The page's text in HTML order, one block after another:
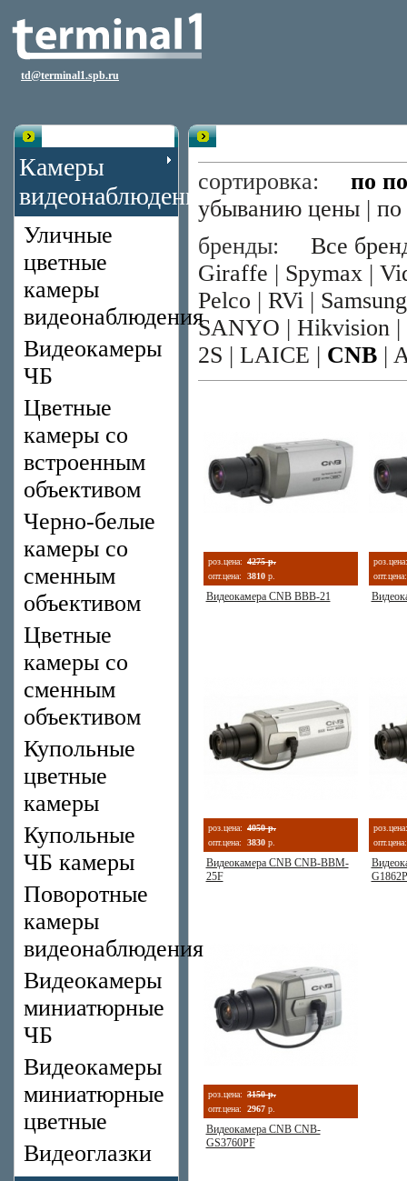
td@terminal1.spb.ru
Камеры
видеонаблюдения
Уличные
цветные
камеры
видеонаблюдения
Видеокамеры
ЧБ
Цветные
камеры со
встроенным
объективом
Черно-белые
камеры со
сменным
объективом
Цветные
камеры со
сменным
объективом
Купольные
цветные
камеры
Купольные
ЧБ камеры
Поворотные
камеры
видеонаблюдения
Видеокамеры
миниатюрные
ЧБ
Видеокамеры
миниатюрные
цветные
Видеоглазки
сортировка: по
убыванию цены |
бренды: Все
Giraffe | Spymax |
Pelco | RVi |
SANYO | Hikvision |
2S | LAICE | CNB |
роз.цена: 4275 р.
опт.цена:
3810 р.
Видеокамера CNB BBB-21
роз.цена:
опт.цена:
роз.цена: 4050 р.
опт.цена:
3830 р.
Видеокамера CNB CNB-BBM-
25F
роз.цена:
опт.цена:
G1862P
роз.цена: 3150 р.
опт.цена:
2967 р.
Видеокамера CNB CNB-
GS3760PF